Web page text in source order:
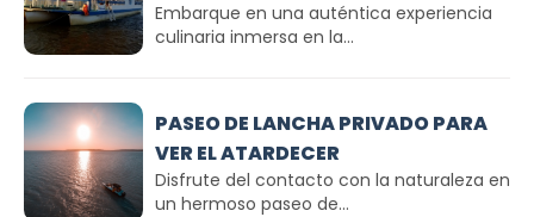
Embarque en una auténtica experiencia
culinaria inmersa en la...
PASEO DE LANCHA PRIVADO PARA
VER EL ATARDECER
Disfrute del contacto con la naturaleza en
un hermoso paseo de...